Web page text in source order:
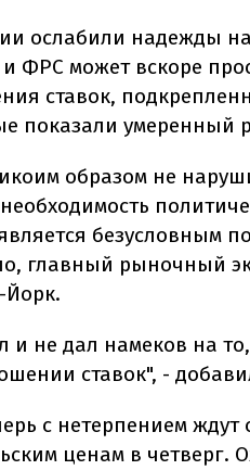
ослабили надежды
и ФРС может вскоре
ставок,
показали умеренный
образом не
безусловным
главный рыночный
Йорк.
и не дал намеков на
ставок", -
с нетерпением
ценам в четверг.